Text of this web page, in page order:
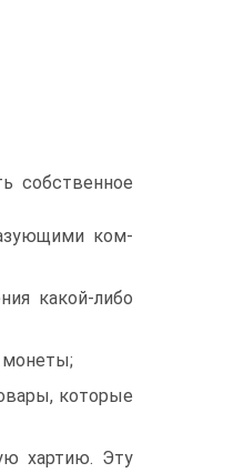
собственное
ком­
какой-либо
монеты;
кото­рые
хартию. Эту